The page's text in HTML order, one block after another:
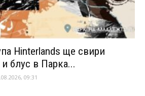
Hinterlands ще свири
блус в Парка...
09:31